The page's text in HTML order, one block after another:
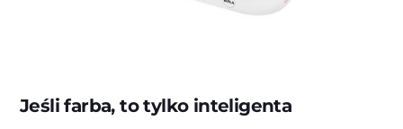
Jeśli farba, to tylko inteligenta